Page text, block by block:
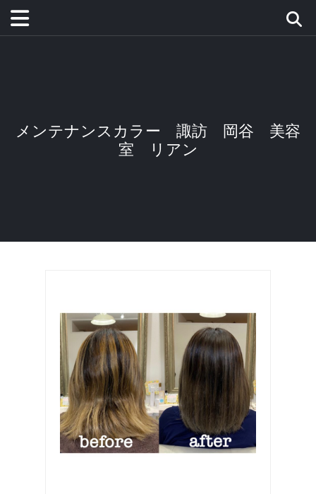
メンテナンスカラー 諏訪 岡谷 美容
室 リアン